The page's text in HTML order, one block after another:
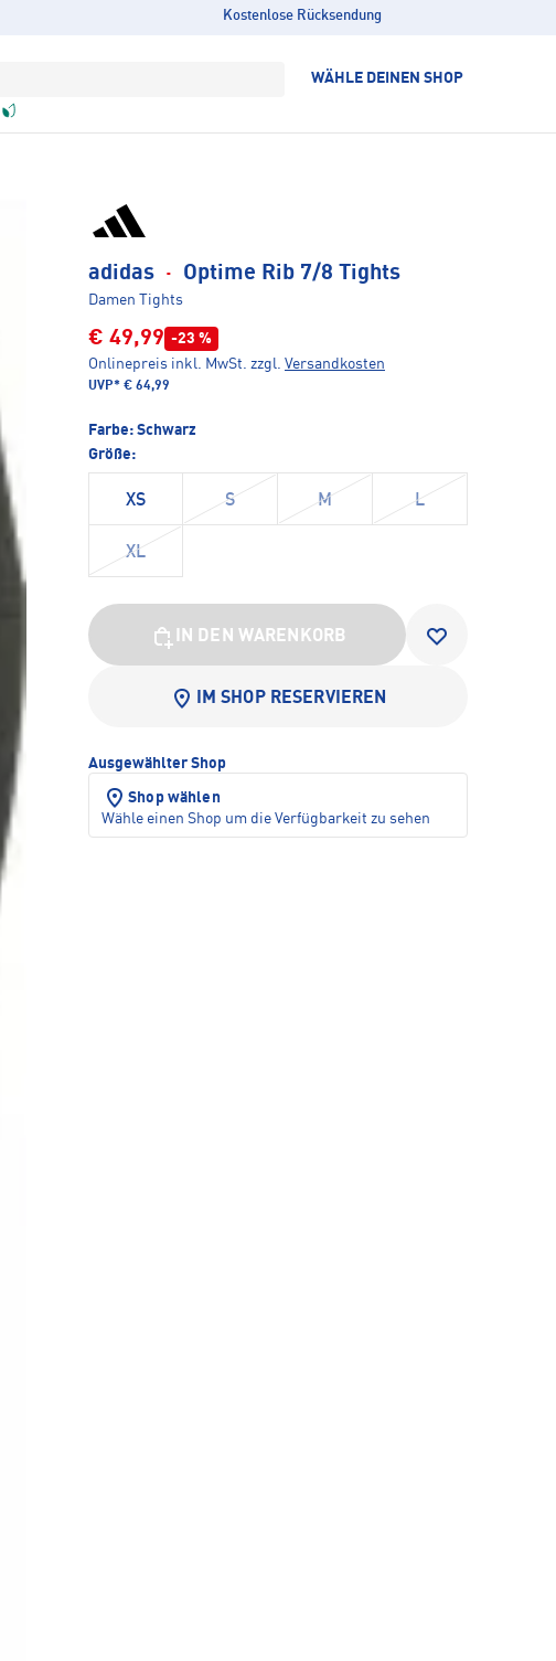
Kostenlose Rücksendung
WÄHLE DEINEN SHOP
adidas · Optime Rib 7/8 Tights
Damen Tights
€ 49,99 -23 %
Onlinepreis inkl. MwSt. zzgl. Versandkosten
UVP* € 64,99
Farbe: Schwarz
Größe:
XS S M L
XL
IN DEN WARENKORB
IM SHOP RESERVIEREN
Ausgewählter Shop
Shop wählen
Wähle einen Shop um die Verfügbarkeit zu sehen